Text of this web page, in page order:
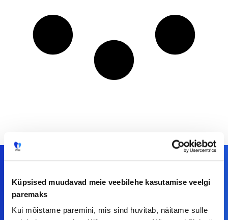
Küpsised muudavad meie veebilehe kasutamise veelgi
paremaks
Kui mõistame paremini, mis sind huvitab, näitame sulle
Tööelublogi.ee lehelt leiad kõik vajaliku, et olla